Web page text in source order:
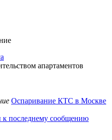
апартаментов
Оспаривание КТС в Москве
к последнему сообщению